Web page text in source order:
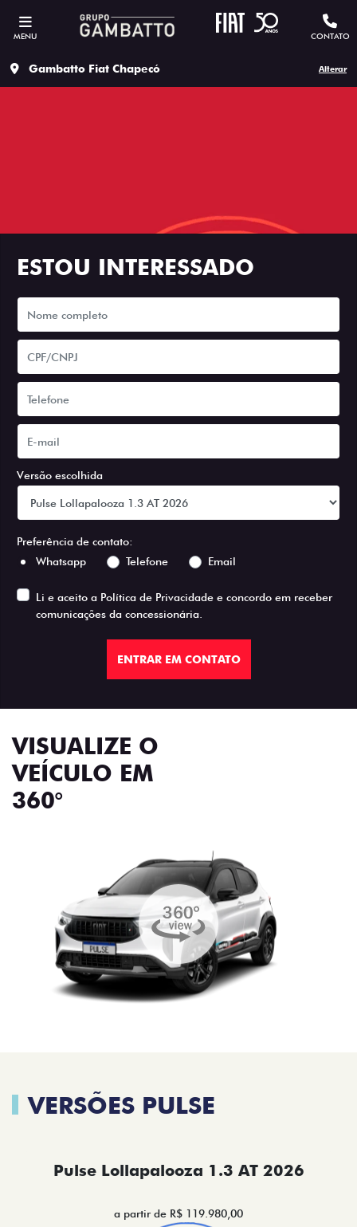
MENU CONTATO
Gambatto Fiat Chapecó Alterar
ESTOU INTERESSADO
Versão escolhida
Preferência de contato:
Whatsapp
Telefone Email
Li e aceito a Política de Privacidade e concordo em receber
comunicações da concessionária.
ENTRAR EM CONTATO
VISUALIZE O
VEÍCULO EM
360°
VERSÕES PULSE
Pulse Lollapalooza 1.3 AT 2026
a partir de R$ 119.980,00